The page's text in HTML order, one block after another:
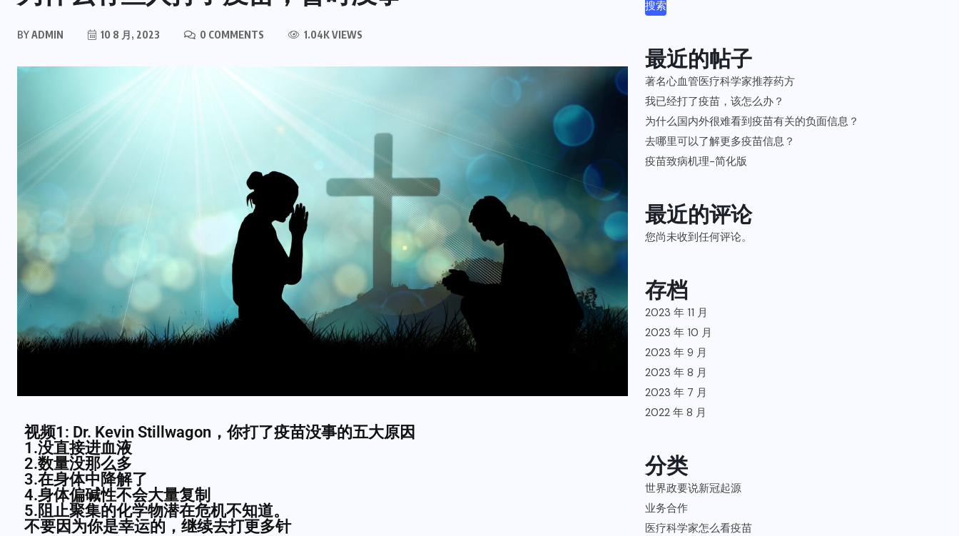
BYADMIN 10 8 月, 2023 0 COMMENTS 1.04K VIEWS
视频1: Dr. Kevin Stillwagon，你打了疫苗没事的五大原因
1.没直接进血液
2.数量没那么多
3.在身体中降解了
4.身体偏碱性不会大量复制
5.阻止聚集的化学物潜在危机不知道。
不要因为你是幸运的，继续去打更多针
搜索
最近的帖子
著名心血管医疗科学家推荐药方
我已经打了疫苗，该怎么办？
为什么国内外很难看到疫苗有关的负面信息？
去哪里可以了解更多疫苗信息？
疫苗致病机理-简化版
最近的评论
您尚未收到任何评论。
存档
2023 年 11 月
2023 年 10 月
2023 年 9 月
2023 年 8 月
2023 年 7 月
2022 年 8 月
分类
世界政要说新冠起源
业务合作
医疗科学家怎么看疫苗